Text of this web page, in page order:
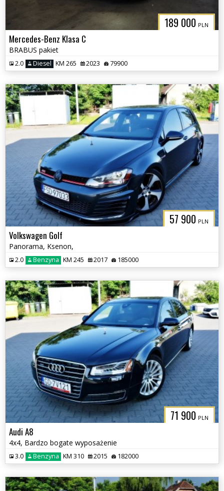
189 000 PLN
Mercedes-Benz Klasa C
BRABUS pakiet
2.0 Diesel KM 265 2023 79900
57 900 PLN
Volkswagen Golf
Panorama, Ksenon,
2.0 Benzyna KM 245 2017 185000
71 900 PLN
Audi A8
4x4, Bardzo bogate wyposażenie
3.0 Benzyna KM 310 2015 182000